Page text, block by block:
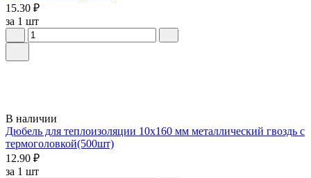
15.30 ₽
за 1 шт
В наличии
Дюбель для теплоизоляции 10х160 мм металлический гвоздь с
термоголовкой(500шт)
12.90 ₽
за 1 шт